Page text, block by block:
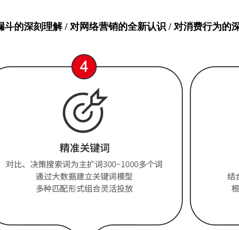
斗的深刻理解 / 对网络营销的全新认识 / 对消费行为的